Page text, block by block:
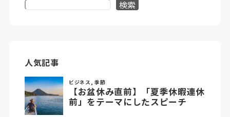
検索
人気記事